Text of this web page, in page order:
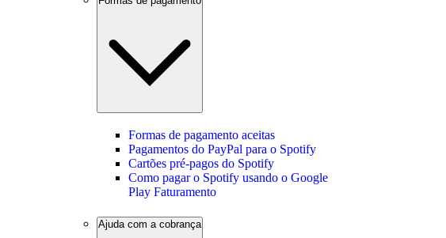
Formas de pagamento aceitas
Pagamentos do PayPal para o Spotify
Cartões pré-pagos do Spotify
Como pagar o Spotify usando o Google
Play Faturamento
Ajuda com a cobrança